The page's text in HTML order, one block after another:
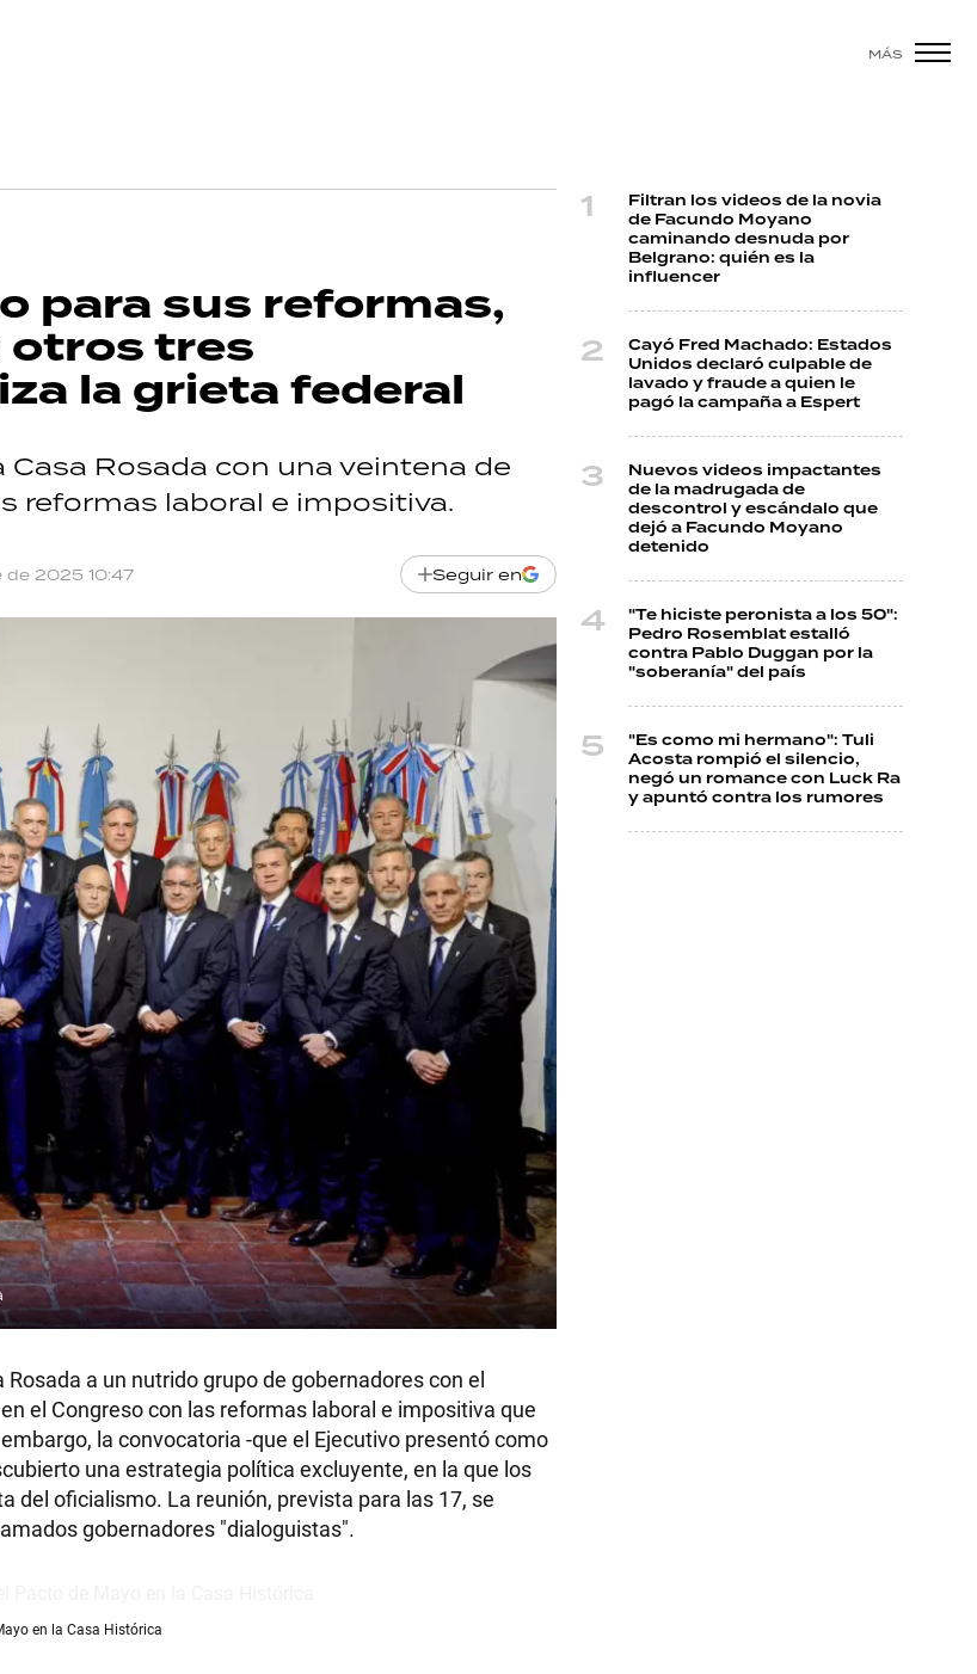
MÁS
para sus reformas,
otros tres
la grieta federal
Rosada con una veintena de
reformas laboral e impositiva.
2025 10:47 Seguir en
a un nutrido grupo de gobernadores con el
el Congreso con las reformas laboral e impositiva que
la convocatoria -que el Ejecutivo presentó como
una estrategia política excluyente, en la que los
del oficialismo. La reunión, prevista para las 17, se
gobernadores "dialoguistas".
en la Casa Histórica
Filtran los videos de la novia
de Facundo Moyano
caminando desnuda por
Belgrano: quién es la
influencer
Cayó Fred Machado: Estados
Unidos declaró culpable de
lavado y fraude a quien le
pagó la campaña a Espert
Nuevos videos impactantes
de la madrugada de
descontrol y escándalo que
dejó a Facundo Moyano
detenido
"Te hiciste peronista a los 50":
Pedro Rosemblat estalló
contra Pablo Duggan por la
"soberanía" del país
"Es como mi hermano": Tuli
Acosta rompió el silencio,
negó un romance con Luck Ra
y apuntó contra los rumores